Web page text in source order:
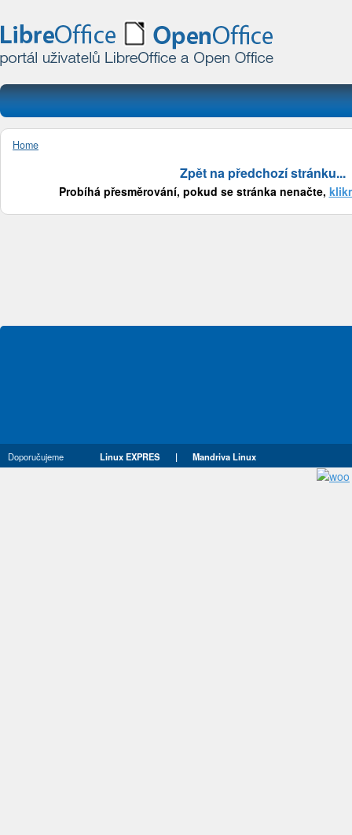
Home
Zpět na předchozí stránku...
Probíhá přesměrování, pokud se stránka nenačte,
Doporučujeme Linux EXPRES | Mandriva Linux